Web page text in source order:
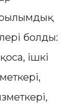
болды:
ішкі